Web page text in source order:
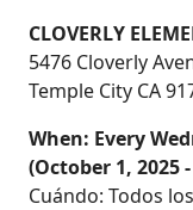
CLOVERLY
5476 Cloverly
Temple City CA
When: Every
(October 1, 2025
Cuándo: Todos